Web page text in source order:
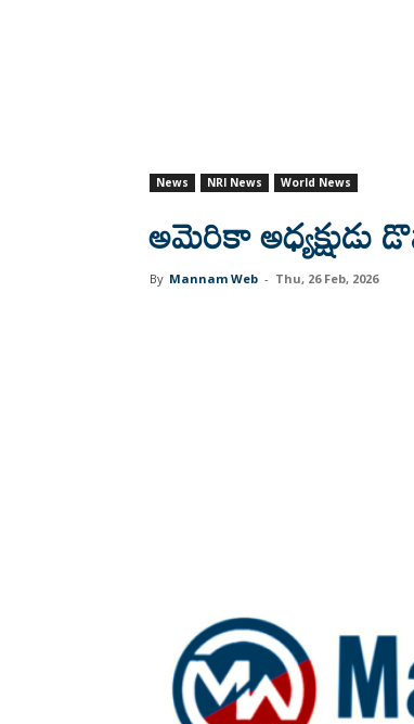
News NRI News World News
అమెరికా అధ్యక్షుడు
By Mannam Web - Thu, 26 Feb, 2026